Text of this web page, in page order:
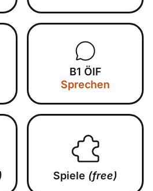
B1 ÖIF
Sprechen
Spiele (free)